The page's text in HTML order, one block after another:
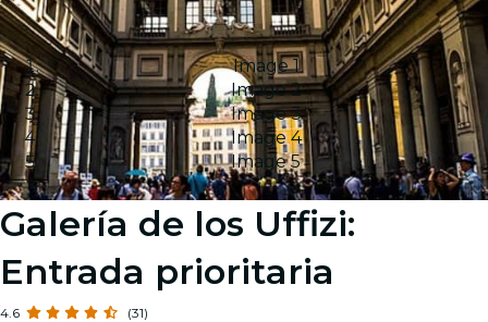
Image 1
Image 2
Image 3
Image 4
Image 5
Galería de los Uffizi:
Entrada prioritaria
4.6 (31)